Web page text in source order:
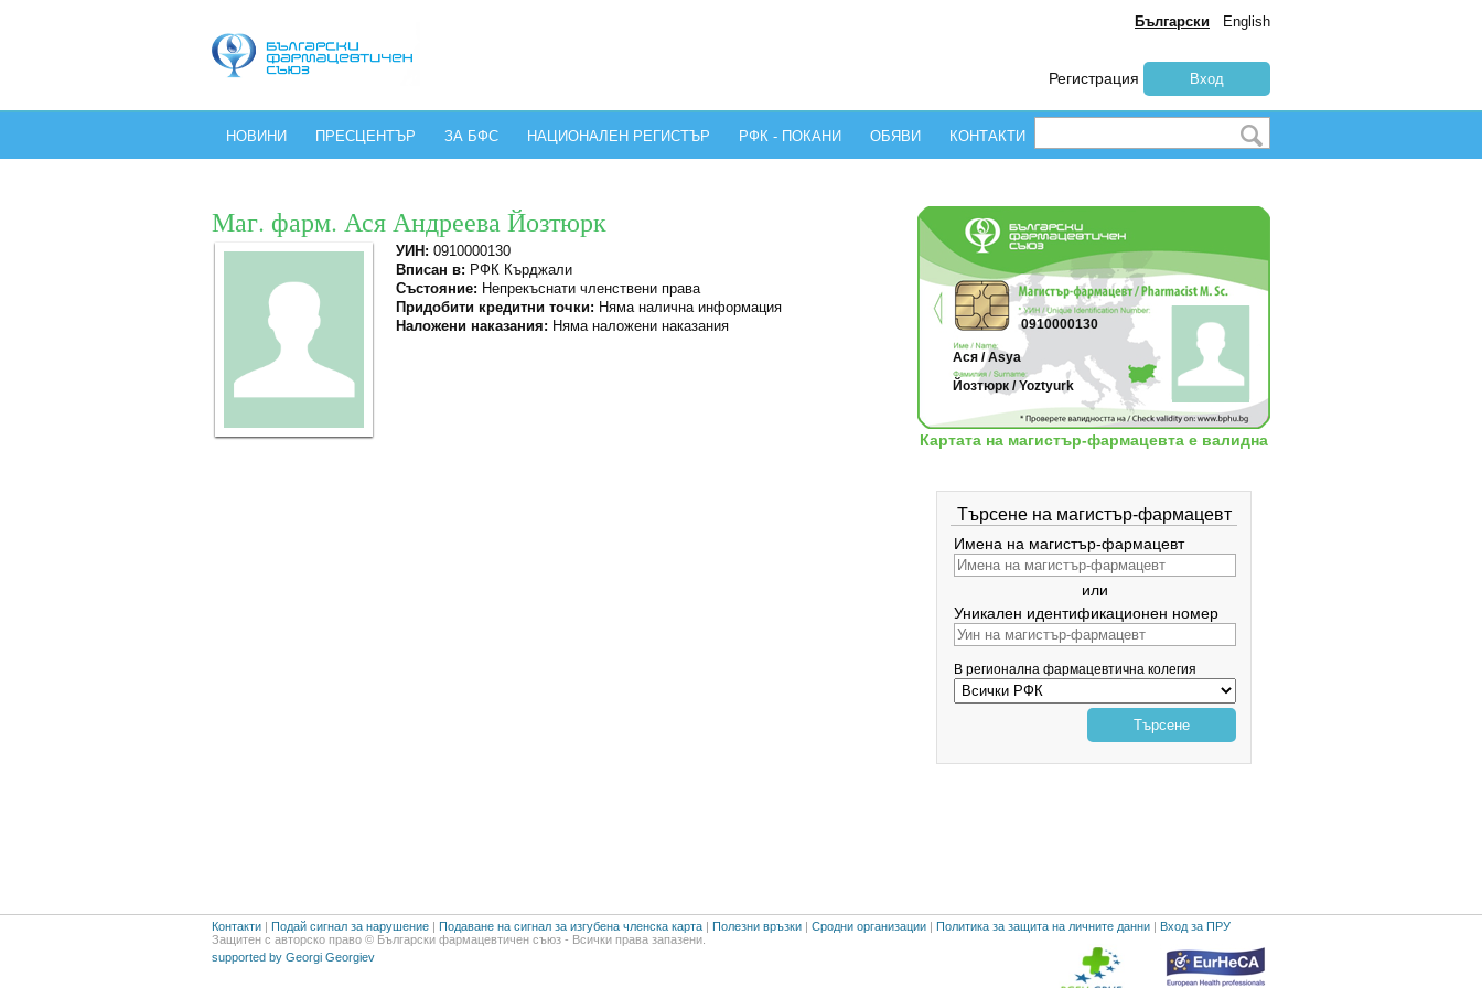
Български English
Регистрация Вход
НОВИНИ ПРЕСЦЕНТЪР ЗА БФС НАЦИОНАЛЕН РЕГИСТЪР РФК - ПОКАНИ ОБЯВИ КОНТАКТИ
Маг. фарм. Ася Андреева Йозтюрк
УИН: 0910000130
Вписан в: РФК Кърджали
Състояние: Непрекъснати членствени права
Придобити кредитни точки: Няма налична информация
Наложени наказания: Няма наложени наказания 0910000130
Ася / Asya
Йозтюрк / Yoztyurk
Картата на магистър-фармацевта е валидна
Търсене на магистър-фармацевт
Имена на магистър-фармацевт
или
Уникален идентификационен номер
В регионална фармацевтична колегия
Търсене
Контакти | Подай сигнал за нарушение | Подаване на сигнал за изгубена членска карта | Полезни връзки | Сродни организации | Политика за защита на личните данни | Вход за ПРУ
Защитен с авторско право © Български фармацевтичен съюз - Всички права запазени.
supported by Georgi Georgiev